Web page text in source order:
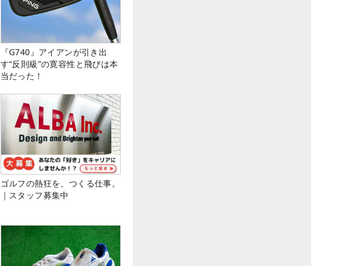
『G740』アイアンが引き出
す“反則級”の寛容性と飛びは本
当だった！
ゴルフの熱狂を、つくる仕事。
｜スタッフ募集中